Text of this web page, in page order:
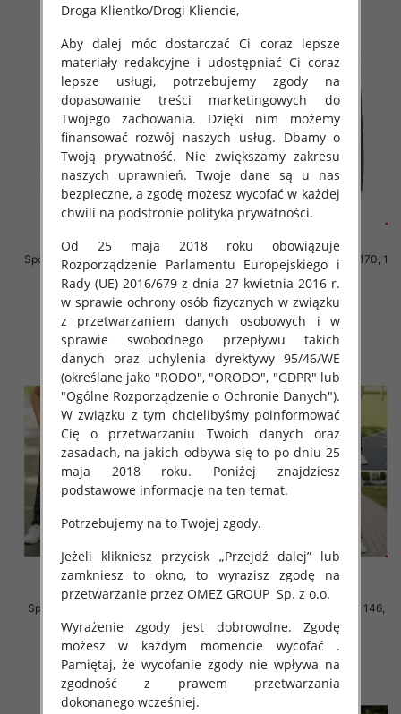
Spodnie chłopięce Roz 146-170, 1
kolor Paczka 5 szt
29.00 zł
szczegóły
Spodnie chłopięce Roz 146-170, 1
kolor Paczka 5 szt
29.00 zł
szczegóły
Spodnie chłopięce Roz 140-146,
1 kolor Paczka 5 szt
29.00 zł
szczegóły
Spodnie chłopięce Roz 140-146,
1 kolor Paczka 5 szt
29.00 zł
szczegóły
Droga Klientko/Drogi Kliencie,
Aby dalej móc dostarczać Ci coraz lepsze
materiały redakcyjne i udostępniać Ci coraz
lepsze usługi, potrzebujemy zgody na
dopasowanie treści marketingowych do
Twojego zachowania. Dzięki nim możemy
finansować rozwój naszych usług. Dbamy o
Twoją prywatność. Nie zwiększamy zakresu
naszych uprawnień. Twoje dane są u nas
bezpieczne, a zgodę możesz wycofać w każdej
chwili na podstronie polityka prywatności.
Od 25 maja 2018 roku obowiązuje
Rozporządzenie Parlamentu Europejskiego i
Rady (UE) 2016/679 z dnia 27 kwietnia 2016 r.
w sprawie ochrony osób fizycznych w związku
z przetwarzaniem danych osobowych i w
sprawie swobodnego przepływu takich
danych oraz uchylenia dyrektywy 95/46/WE
(określane jako "RODO", "ORODO", "GDPR" lub
"Ogólne Rozporządzenie o Ochronie Danych").
W związku z tym chcielibyśmy poinformować
Cię o przetwarzaniu Twoich danych oraz
zasadach, na jakich odbywa się to po dniu 25
maja 2018 roku. Poniżej znajdziesz
podstawowe informacje na ten temat.
Potrzebujemy na to Twojej zgody.
Jeżeli klikniesz przycisk „Przejdź dalej” lub
zamkniesz to okno, to wyrazisz zgodę na
przetwarzanie przez OMEZ GROUP Sp. z o.o.
Wyrażenie zgody jest dobrowolne. Zgodę
możesz w każdym momencie wycofać .
Pamiętaj, że wycofanie zgody nie wpływa na
zgodność z prawem przetwarzania
dokonanego wcześniej.